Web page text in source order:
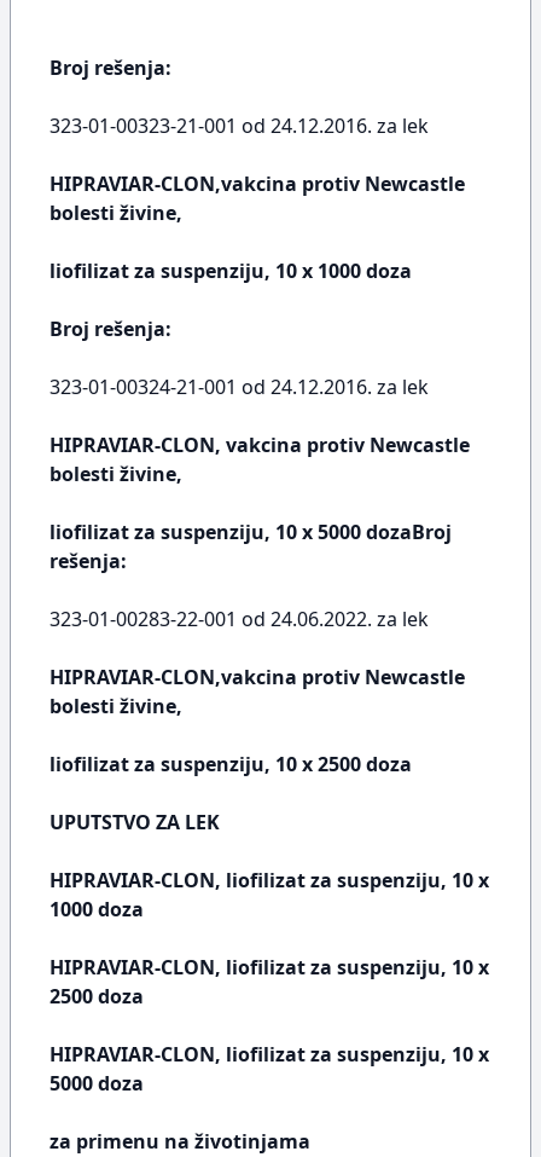
Broj rešenja:
323-01-00323-21-001 od 24.12.2016. za lek
HIPRAVIAR-CLON,vakcina protiv Newcastle
bolesti živine,
liofilizat za suspenziju, 10 x 1000 doza
Broj rešenja:
323-01-00324-21-001 od 24.12.2016. za lek
HIPRAVIAR-CLON, vakcina protiv Newcastle
bolesti živine,
liofilizat za suspenziju, 10 x 5000 dozaBroj
rešenja:
323-01-00283-22-001 od 24.06.2022. za lek
HIPRAVIAR-CLON,vakcina protiv Newcastle
bolesti živine,
liofilizat za suspenziju, 10 x 2500 doza
UPUTSTVO ZA LEK
HIPRAVIAR-CLON, liofilizat za suspenziju, 10 x
1000 doza
HIPRAVIAR-CLON, liofilizat za suspenziju, 10 x
2500 doza
HIPRAVIAR-CLON, liofilizat za suspenziju, 10 x
5000 doza
za primenu na životinjama